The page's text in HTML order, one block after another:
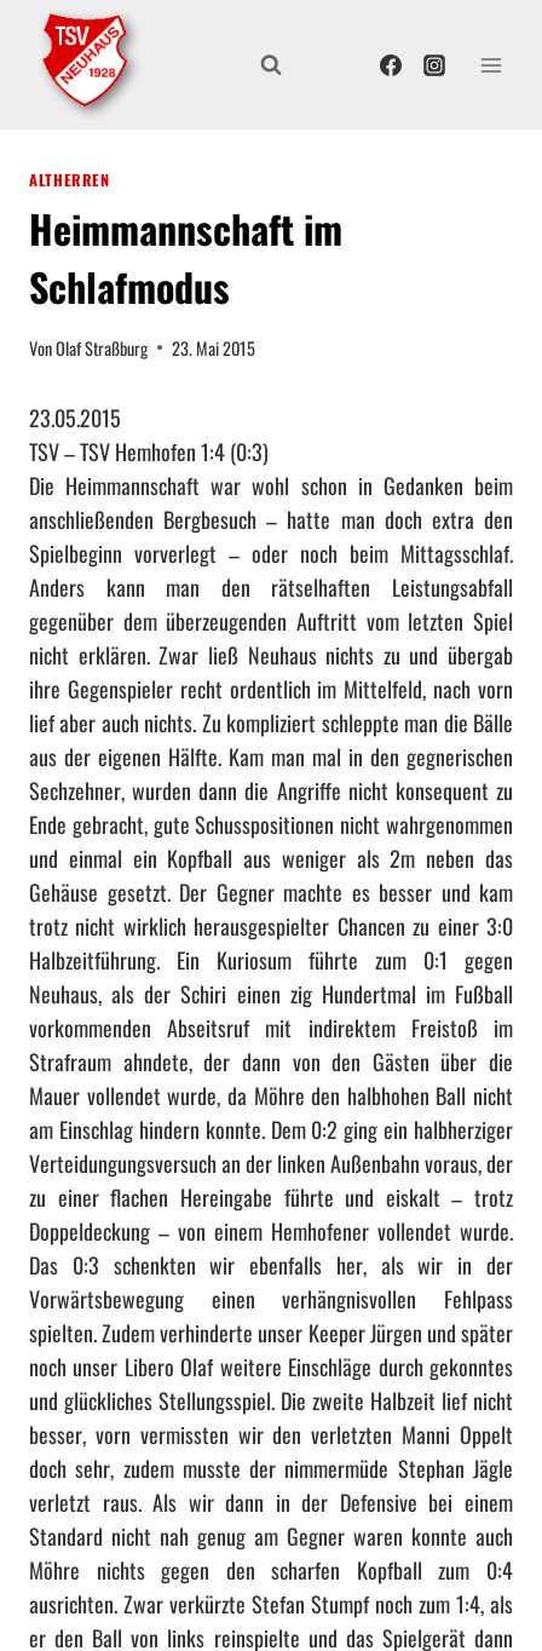
ALTHERREN
Heimmannschaft im
Schlafmodus
VonOlaf Straßburg 23. Mai 2015
23.05.2015
TSV – TSV Hemhofen 1:4 (0:3)
Die Heimmannschaft war wohl schon in Gedanken beim
anschließenden Bergbesuch – hatte man doch extra den
Spielbeginn vorverlegt – oder noch beim Mittagsschlaf.
Anders kann man den rätselhaften Leistungsabfall
gegenüber dem überzeugenden Auftritt vom letzten Spiel
nicht erklären. Zwar ließ Neuhaus nichts zu und übergab
ihre Gegenspieler recht ordentlich im Mittelfeld, nach vorn
lief aber auch nichts. Zu kompliziert schleppte man die Bälle
aus der eigenen Hälfte. Kam man mal in den gegnerischen
Sechzehner, wurden dann die Angriffe nicht konsequent zu
Ende gebracht, gute Schusspositionen nicht wahrgenommen
und einmal ein Kopfball aus weniger als 2m neben das
Gehäuse gesetzt. Der Gegner machte es besser und kam
trotz nicht wirklich herausgespielter Chancen zu einer 3:0
Halbzeitführung. Ein Kuriosum führte zum 0:1 gegen
Neuhaus, als der Schiri einen zig Hundertmal im Fußball
vorkommenden Abseitsruf mit indirektem Freistoß im
Strafraum ahndete, der dann von den Gästen über die
Mauer vollendet wurde, da Möhre den halbhohen Ball nicht
am Einschlag hindern konnte. Dem 0:2 ging ein halbherziger
Verteidungungsversuch an der linken Außenbahn voraus, der
zu einer flachen Hereingabe führte und eiskalt – trotz
Doppeldeckung – von einem Hemhofener vollendet wurde.
Das 0:3 schenkten wir ebenfalls her, als wir in der
Vorwärtsbewegung einen verhängnisvollen Fehlpass
spielten. Zudem verhinderte unser Keeper Jürgen und später
noch unser Libero Olaf weitere Einschläge durch gekonntes
und glückliches Stellungsspiel. Die zweite Halbzeit lief nicht
besser, vorn vermissten wir den verletzten Manni Oppelt
doch sehr, zudem musste der nimmermüde Stephan Jägle
verletzt raus. Als wir dann in der Defensive bei einem
Standard nicht nah genug am Gegner waren konnte auch
Möhre nichts gegen den scharfen Kopfball zum 0:4
ausrichten. Zwar verkürzte Stefan Stumpf noch zum 1:4, als
er den Ball von links reinspielte und das Spielgerät dann